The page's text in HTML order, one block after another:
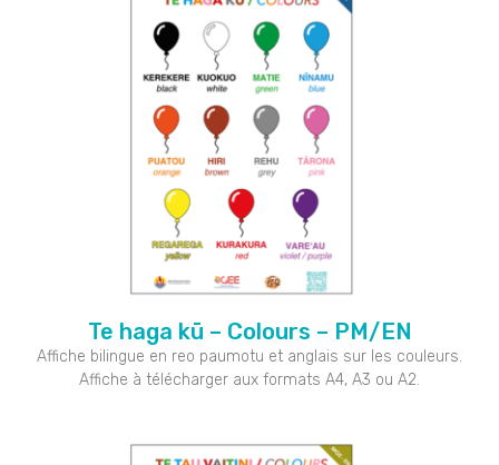
Te haga kū – Colours – PM/EN
Affiche bilingue en reo paumotu et anglais sur les couleurs.
Affiche à télécharger aux formats A4, A3 ou A2.